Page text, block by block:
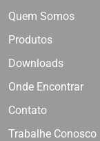
Quem Somos
Produtos
Downloads
Onde Encontrar
Contato
Trabalhe Conosco